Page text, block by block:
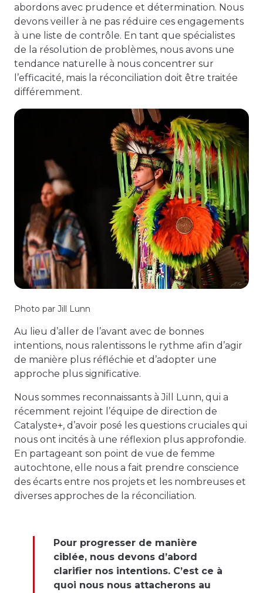
abordons avec prudence et détermination. Nous
devons veiller à ne pas réduire ces engagements
à une liste de contrôle. En tant que spécialistes
de la résolution de problèmes, nous avons une
tendance naturelle à nous concentrer sur
l’efficacité, mais la réconciliation doit être traitée
différemment.
Photo par Jill Lunn
Au lieu d’aller de l’avant avec de bonnes
intentions, nous ralentissons le rythme afin d’agir
de manière plus réfléchie et d’adopter une
approche plus significative.
Nous sommes reconnaissants à Jill Lunn, qui a
récemment rejoint l’équipe de direction de
Catalyste+, d’avoir posé les questions cruciales qui
nous ont incités à une réflexion plus approfondie.
En partageant son point de vue de femme
autochtone, elle nous a fait prendre conscience
des écarts entre nos projets et les nombreuses et
diverses approches de la réconciliation.
Pour progresser de manière
ciblée, nous devons d’abord
clarifier nos intentions. C’est ce à
quoi nous nous attacherons au